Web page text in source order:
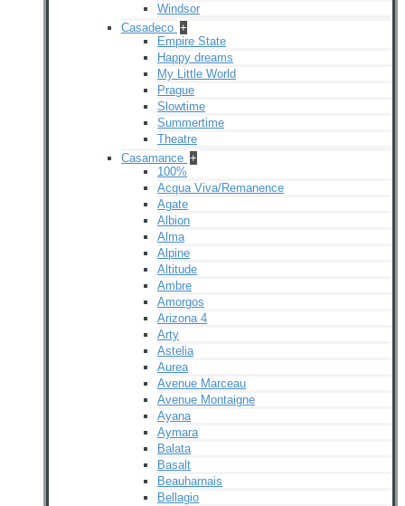
Windsor
Casadeco +
Empire State
Happy dreams
My Little World
Prague
Slowtime
Summertime
Theatre
Casamance +
100%
Acqua Viva/Remanence
Agate
Albion
Alma
Alpine
Altitude
Ambre
Amorgos
Arizona 4
Arty
Astelia
Aurea
Avenue Marceau
Avenue Montaigne
Ayana
Aymara
Balata
Basalt
Beauharnais
Bellagio